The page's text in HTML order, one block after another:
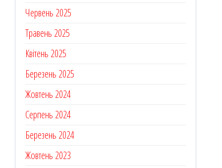
Червень 2025
Травень 2025
Квітень 2025
Березень 2025
Жовтень 2024
Серпень 2024
Березень 2024
Жовтень 2023